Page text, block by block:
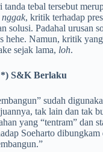
tebal tersebut
nggak, kritik terhadap
solusi. Padahal urusan
hehe. Namun, kritik
sejak lama, loh.
S&K Berlaku
sudah
tak lain dan tak
yang “tentram” dan
Soeharto dibungkam